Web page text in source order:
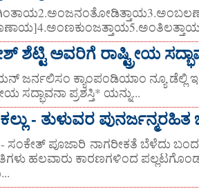
ಶೆಟ್ಟಿ ಅವರಿಗೆ ರಾಷ್ಟ್ರೀಯ
ಜರ್ನಲಿಸಂ ಕ್ಯಾಂಪಂಡಿಯಾಂ ನ್ಯೂ ಡೆಲ್ಲಿ
ಸದ್ಭಾವನಾ ಪ್ರಶಸ್ತಿ* ಯನ್ನು...
- ತುಳುವರ
ಸಂಕೇತ್ ಪೂಜಾರಿ ನಾಗರೀಕತೆ ಬೆಳೆದು
ಹಲವಾರು ಕಾರಣಗಳಿಂದ